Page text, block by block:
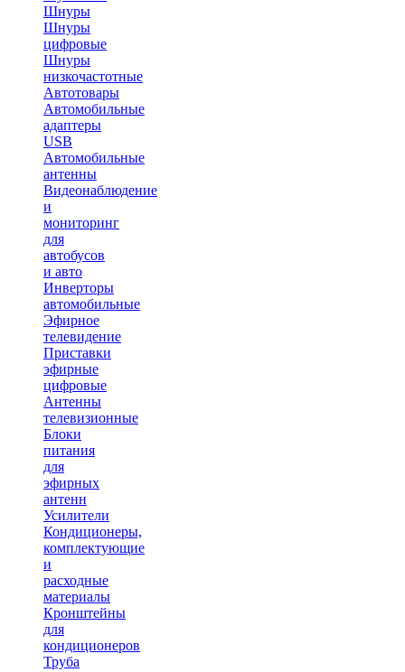
Шнуры
Шнуры
цифровые
Шнуры
низкочастотные
Автотовары
Автомобильные
адаптеры
USB
Автомобильные
антенны
Видеонаблюдение
и
мониторинг
для
автобусов
и авто
Инверторы
автомобильные
Эфирное
телевидение
Приставки
эфирные
цифровые
Антенны
телевизионные
Блоки
питания
для
эфирных
антенн
Усилители
Кондиционеры,
комплектующие
и
расходные
материалы
Кронштейны
для
кондиционеров
Труба